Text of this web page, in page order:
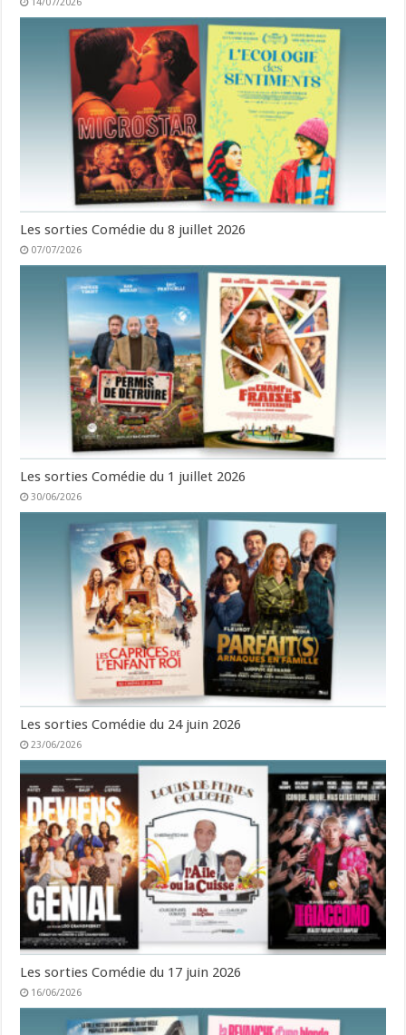
Les sorties Comédie du 8 juillet 2026
07/07/2026
Les sorties Comédie du 1 juillet 2026
30/06/2026
Les sorties Comédie du 24 juin 2026
23/06/2026
Les sorties Comédie du 17 juin 2026
16/06/2026